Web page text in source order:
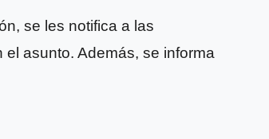
se les notifica a las
asunto. Además, se informa